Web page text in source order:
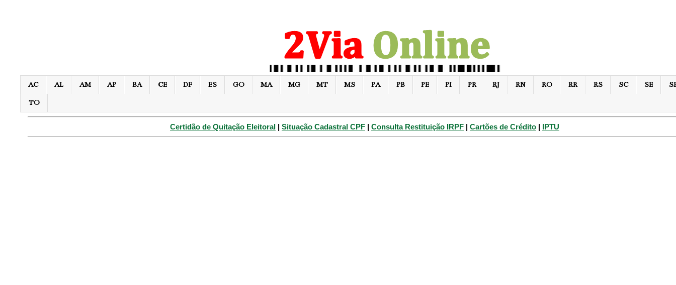
AC AL AM AP BA CE DF ES GO MA MG MT MS PA PB PE PI PR RJ RN RO RR RS SC SE
TO
Certidão de Quitação Eleitoral | Situação Cadastral CPF | Consulta Restituição IRPF | Cartões de Crédito | IPTU